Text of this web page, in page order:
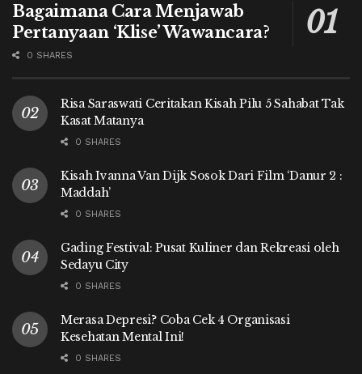
Bagaimana Cara Menjawab
Pertanyaan ‘Klise’ Wawancara?
0 SHARES
Risa Saraswati Ceritakan Kisah Pilu 5 Sahabat Tak
Kasat Matanya
0 SHARES
Kisah Ivanna Van Dijk Sosok Dari Film ‘Danur 2 :
Maddah’
0 SHARES
Gading Festival: Pusat Kuliner dan Rekreasi oleh
Sedayu City
0 SHARES
Merasa Depresi? Coba Cek 4 Organisasi
Kesehatan Mental Ini!
0 SHARES